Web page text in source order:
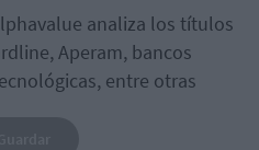
analiza los títulos
Aperam, bancos
entre otras